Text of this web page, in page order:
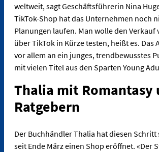
weltweit, sagt Geschäftsführerin Nina
TikTok-Shop hat das Unternehmen noch
Planungen laufen. Man wolle den Verkauf
über TikTok in Kürze testen, heißt es. Das
vor allem an ein junges, trendbewusstes
mit vielen Titel aus den Sparten Young
Thalia mit Romantasy
Ratgebern
Der Buchhändler Thalia hat diesen Schritt
seit Ende März einen Shop eröffnet. «Der